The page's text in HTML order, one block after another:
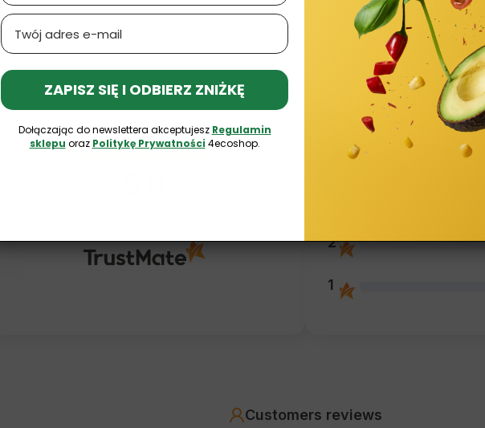
2
1
Customers reviews
Email
ZAPISZ SIĘ I ODBIERZ ZNIŻKĘ
Dołączając do newslettera akceptujesz Regulamin
sklepu oraz Politykę Prywatności 4ecoshop.